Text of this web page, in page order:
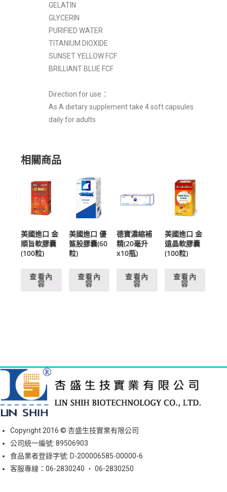
GELATIN
GLYCERIN
PURIFIED WATER
TITANIUM DIOXIDE
SUNSET YELLOW FCF
BRILLIANT BLUE FCF
Direction for use：
As A dietary supplement take 4 soft capsules
daily for adults
相關商品
美國進口 金
順旨軟膠囊
(100粒)
查看內
容
美國進口 優
鯊股膠囊(60
粒)
查看內
容
德寶濃縮補
精(20毫升
x10瓶)
查看內
容
美國進口 金
遠晶軟膠囊
(100粒)
查看內
容
Copyright 2016 © 杏盛生技實業有限公司
公司統一編號: 89506903
食品業者登錄字號: D-200006585-00000-6
客服專線：06-2830240 ‧ 06-2830250